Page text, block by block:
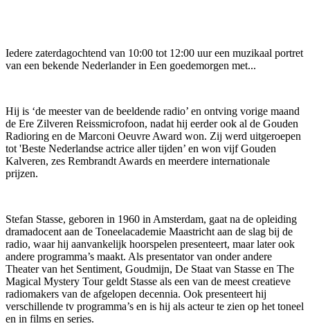
Iedere zaterdagochtend van 10:00 tot 12:00 uur een muzikaal portret
van een bekende Nederlander in Een goedemorgen met...
Hij is ‘de meester van de beeldende radio’ en ontving vorige maand
de Ere Zilveren Reissmicrofoon, nadat hij eerder ook al de Gouden
Radioring en de Marconi Oeuvre Award won. Zij werd uitgeroepen
tot 'Beste Nederlandse actrice aller tijden’ en won vijf Gouden
Kalveren, zes Rembrandt Awards en meerdere internationale
prijzen.
Stefan Stasse, geboren in 1960 in Amsterdam, gaat na de opleiding
dramadocent aan de Toneelacademie Maastricht aan de slag bij de
radio, waar hij aanvankelijk hoorspelen presenteert, maar later ook
andere programma’s maakt. Als presentator van onder andere
Theater van het Sentiment, Goudmijn, De Staat van Stasse en The
Magical Mystery Tour geldt Stasse als een van de meest creatieve
radiomakers van de afgelopen decennia. Ook presenteert hij
verschillende tv programma’s en is hij als acteur te zien op het toneel
en in films en series.